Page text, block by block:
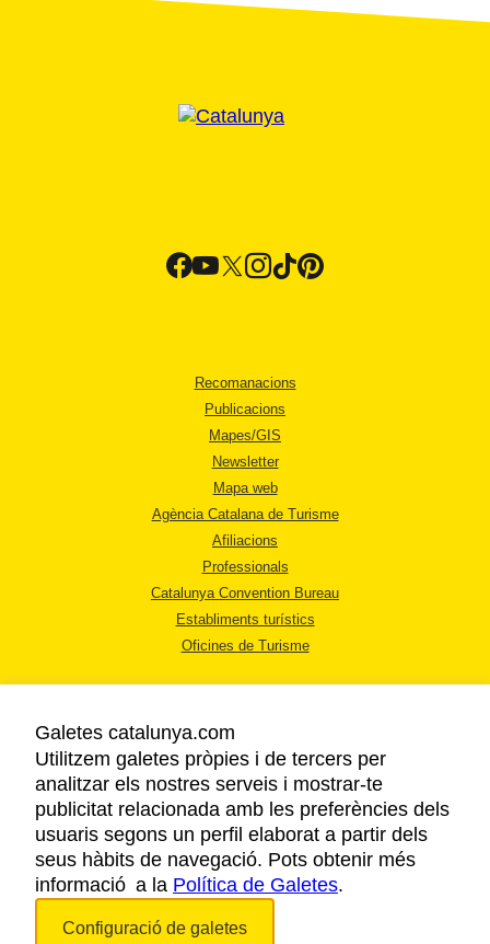
Recomanacions
Publicacions
Mapes/GIS
Newsletter
Mapa web
Agència Catalana de Turisme
Afiliacions
Professionals
Catalunya Convention Bureau
Establiments turístics
Oficines de Turisme
AVÍS LEGAL
POLÍTICA DE PRIVACITAT
COOKIES
ACCESSIBILITAT
Galetes catalunya.com
Utilitzem galetes pròpies i de tercers per
analitzar els nostres serveis i mostrar-te
publicitat relacionada amb les preferències dels
usuaris segons un perfil elaborat a partir dels
seus hàbits de navegació. Pots obtenir més
informació a la Política de Galetes.
Configuració de galetes